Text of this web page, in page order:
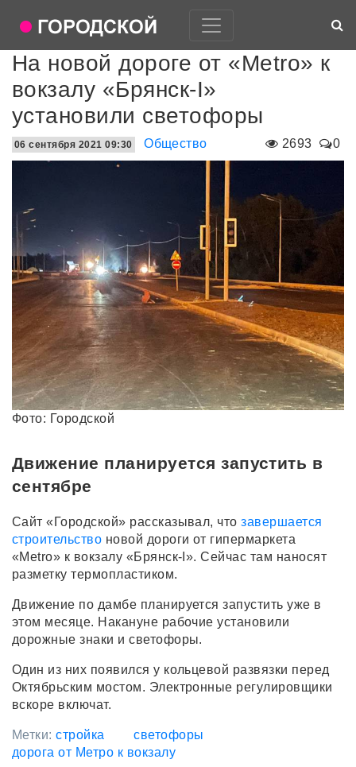
На новой дороге от «Metro» к
вокзалу «Брянск-I»
установили светофоры
2693 0
06 сентября 2021 09:30 Общество
Фото: Городской
Движение планируется запустить в
сентябре
Сайт «Городской» рассказывал, чтозавершается
строительство новой дороги от гипермаркета
«Metro» к вокзалу «Брянск-I». Сейчас там наносят
разметку термопластиком.
Движение по дамбе планируется запустить уже в
этом месяце. Накануне рабочие установили
дорожные знаки и светофоры.
Один из них появился у кольцевой развязки перед
Октябрьским мостом. Электронные регулировщики
вскоре включат.
Метки:стройка
светофоры
дорога от Метро к вокзалу